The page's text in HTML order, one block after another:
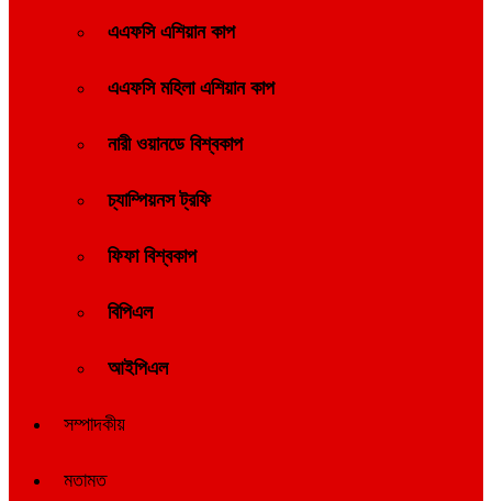
এএফসি এশিয়ান কাপ
এএফসি মহিলা এশিয়ান কাপ
নারী ওয়ানডে বিশ্বকাপ
চ্যাম্পিয়নস ট্রফি
ফিফা বিশ্বকাপ
বিপিএল
আইপিএল
সম্পাদকীয়
মতামত